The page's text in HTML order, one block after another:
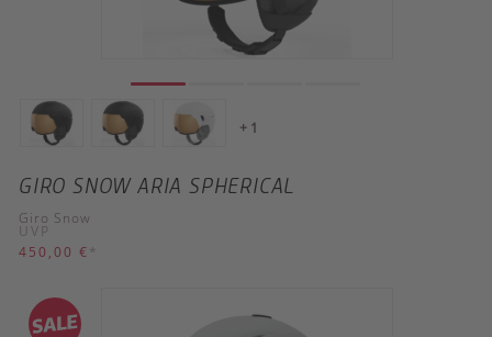
+ 1
GIRO SNOW ARIA SPHERICAL
Giro Snow
UVP
450,00 € *